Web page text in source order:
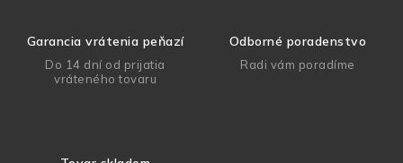
Garancia vrátenia peňazí
Do 14 dní od prijatia
vráteného tovaru
Odborné poradenstvo
Radi vám poradíme